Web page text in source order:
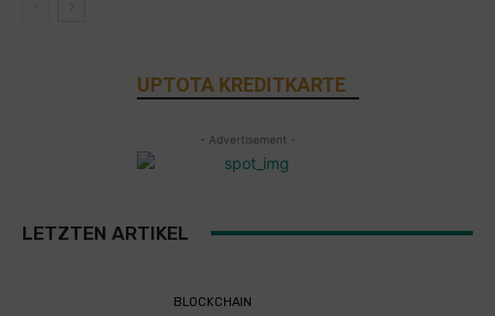
UPTOTA KREDITKARTE
- Advertisement -
LETZTEN ARTIKEL
BLOCKCHAIN